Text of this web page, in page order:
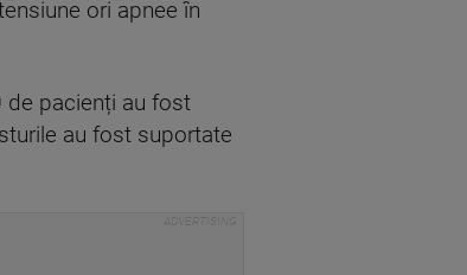
ori apnee în
de pacienți au fost
au fost suportate